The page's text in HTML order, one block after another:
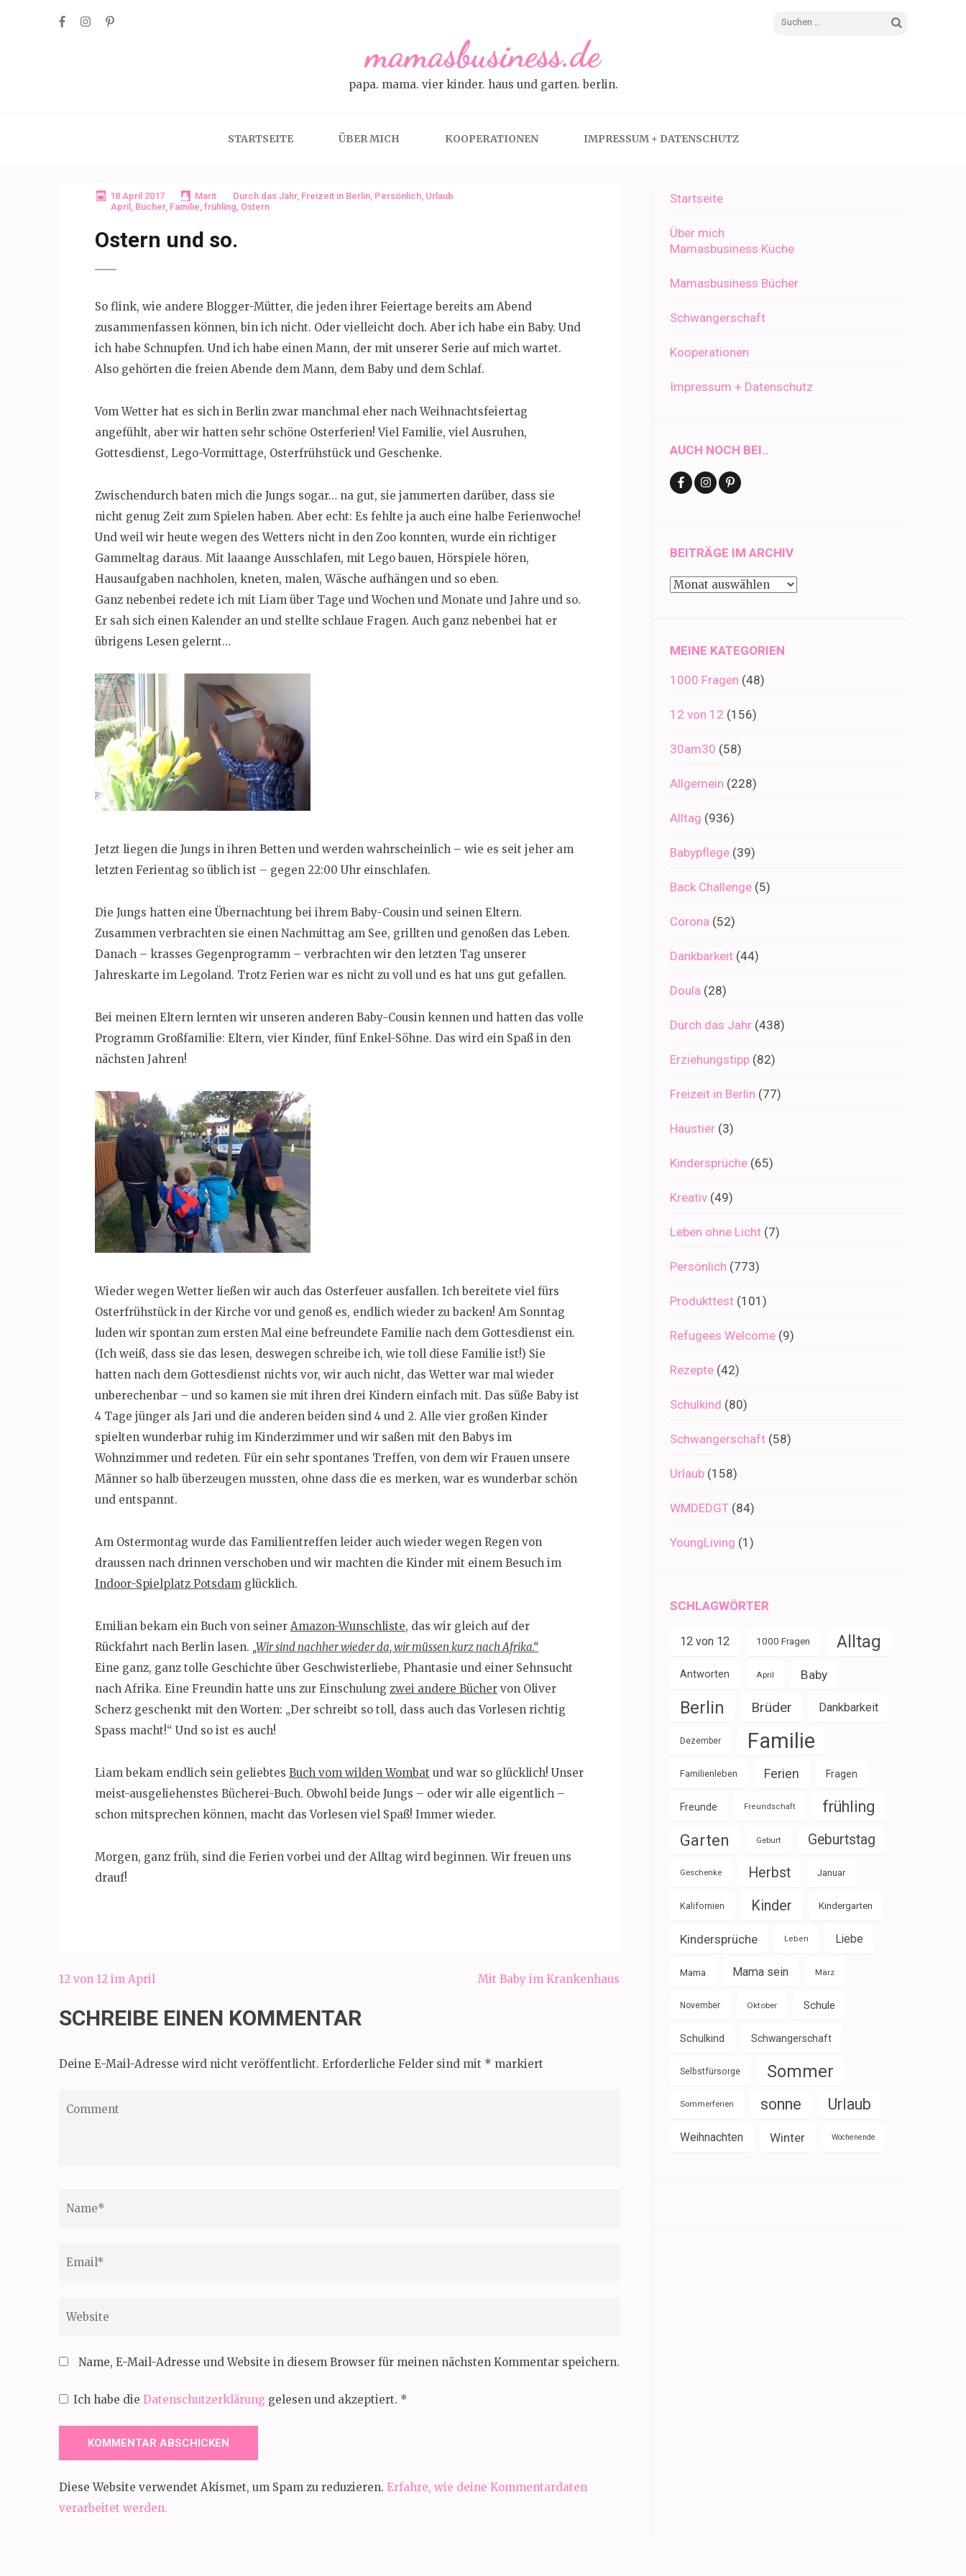
Suchen
mamasbusiness.de
papa. mama. vier kinder. haus und garten. berlin.
STARTSEITE ÜBER MICH KOOPERATIONEN IMPRESSUM + DATENSCHUTZ
18 April 2017 Marit Durch das Jahr, Freizeit in Berlin, Persönlich, Urlaub
April , Bücher, Familie, frühling, Ostern
Ostern und so.
So flink, wie andere Blogger-Mütter, die jeden ihrer Feiertage bereits am Abend
zusammenfassen können, bin ich nicht. Oder vielleicht doch. Aber ich habe ein Baby. Und
ich habe Schnupfen. Und ich habe einen Mann, der mit unserer Serie auf mich wartet.
Also gehörten die freien Abende dem Mann, dem Baby und dem Schlaf.
Vom Wetter hat es sich in Berlin zwar manchmal eher nach Weihnachtsfeiertag
angefühlt, aber wir hatten sehr schöne Osterferien! Viel Familie, viel Ausruhen,
Gottesdienst, Lego-Vormittage, Osterfrühstück und Geschenke.
Zwischendurch baten mich die Jungs sogar… na gut, sie jammerten darüber, dass sie
nicht genug Zeit zum Spielen haben. Aber echt: Es fehlte ja auch eine halbe Ferienwoche!
Und weil wir heute wegen des Wetters nicht in den Zoo konnten, wurde ein richtiger
Gammeltag daraus. Mit laaange Ausschlafen, mit Lego bauen, Hörspiele hören,
Hausaufgaben nachholen, kneten, malen, Wäsche aufhängen und so eben.
Ganz nebenbei redete ich mit Liam über Tage und Wochen und Monate und Jahre und so.
Er sah sich einen Kalender an und stellte schlaue Fragen. Auch ganz nebenbei hat er
übrigens Lesen gelernt…
Jetzt liegen die Jungs in ihren Betten und werden wahrscheinlich – wie es seit jeher am
letzten Ferientag so üblich ist – gegen 22:00 Uhr einschlafen.
Die Jungs hatten eine Übernachtung bei ihrem Baby-Cousin und seinen Eltern.
Zusammen verbrachten sie einen Nachmittag am See, grillten und genoßen das Leben.
Danach – krasses Gegenprogramm – verbrachten wir den letzten Tag unserer
Jahreskarte im Legoland. Trotz Ferien war es nicht zu voll und es hat uns gut gefallen.
Bei meinen Eltern lernten wir unseren anderen Baby-Cousin kennen und hatten das volle
Programm Großfamilie: Eltern, vier Kinder, fünf Enkel-Söhne. Das wird ein Spaß in den
nächsten Jahren!
Wieder wegen Wetter ließen wir auch das Osterfeuer ausfallen. Ich bereitete viel fürs
Osterfrühstück in der Kirche vor und genoß es, endlich wieder zu backen! Am Sonntag
luden wir spontan zum ersten Mal eine befreundete Familie nach dem Gottesdienst ein.
(Ich weiß, dass sie das lesen, deswegen schreibe ich, wie toll diese Familie ist!) Sie
hatten nach dem Gottesdienst nichts vor, wir auch nicht, das Wetter war mal wieder
unberechenbar – und so kamen sie mit ihren drei Kindern einfach mit. Das süße Baby ist
4 Tage jünger als Jari und die anderen beiden sind 4 und 2. Alle vier großen Kinder
spielten wunderbar ruhig im Kinderzimmer und wir saßen mit den Babys im
Wohnzimmer und redeten. Für ein sehr spontanes Treffen, von dem wir Frauen unsere
Männer so halb überzeugen mussten, ohne dass die es merken, war es wunderbar schön
und entspannt.
Am Ostermontag wurde das Familientreffen leider auch wieder wegen Regen von
draussen nach drinnen verschoben und wir machten die Kinder mit einem Besuch im
Indoor-Spielplatz Potsdam glücklich.
Emilian bekam ein Buch von seiner Amazon-Wunschliste, das wir gleich auf der
Rückfahrt nach Berlin lasen. „Wir sind nachher wieder da, wir müssen kurz nach Afrika.“
Eine ganz, ganz tolle Geschichte über Geschwisterliebe, Phantasie und einer Sehnsucht
nach Afrika. Eine Freundin hatte uns zur Einschulung zwei andere Bücher von Oliver
Scherz geschenkt mit den Worten: „Der schreibt so toll, dass auch das Vorlesen richtig
Spass macht!“ Und so ist es auch!
Liam bekam endlich sein geliebtes Buch vom wilden Wombat und war so glücklich! Unser
meist-ausgeliehenstes Bücherei-Buch. Obwohl beide Jungs – oder wir alle eigentlich –
schon mitsprechen können, macht das Vorlesen viel Spaß! Immer wieder.
Morgen, ganz früh, sind die Ferien vorbei und der Alltag wird beginnen. Wir freuen uns
drauf!
Beitragsnavigation
12 von 12 im April Mit Baby im Krankenhaus
SCHREIBE EINEN KOMMENTAR
Deine E-Mail-Adresse wird nicht veröffentlicht. Erforderliche Felder sind mit * markiert
Name, E-Mail-Adresse und Website in diesem Browser für meinen nächsten Kommentar speichern.
Ich habe die Datenschutzerklärung gelesen und akzeptiert. *
Diese Website verwendet Akismet, um Spam zu reduzieren. Erfahre, wie deine Kommentardaten
verarbeitet werden.
Startseite
Über mich
Mamasbusiness Küche
Mamasbusiness Bücher
Schwangerschaft
Kooperationen
Impressum + Datenschutz
AUCH NOCH BEI..
BEITRÄGE IM ARCHIV
Beiträge
MEINE KATEGORIEN
1000 Fragen (48)
12 von 12 (156)
30am30 (58)
Allgemein (228)
Alltag (936)
Babypflege (39)
Back Challenge (5)
Corona (52)
Dankbarkeit (44)
Doula (28)
Durch das Jahr (438)
Erziehungstipp (82)
Freizeit in Berlin (77)
Haustier (3)
Kindersprüche (65)
Kreativ (49)
Leben ohne Licht (7)
Persönlich (773)
Produkttest (101)
Refugees Welcome (9)
Rezepte (42)
Schulkind (80)
Schwangerschaft (58)
Urlaub (158)
WMDEDGT (84)
YoungLiving (1)
SCHLAGWÖRTER
12 von 12 1000 Fragen Alltag
Antworten April Baby
Berlin Brüder Dankbarkeit
Dezember Familie
Familienleben Ferien Fragen
Freunde Freundschaft frühling
Garten Geburt Geburtstag
Geschenke Herbst Januar
Kalifornien Kinder Kindergarten
Kindersprüche Leben Liebe
Mama Mama sein März
November Oktober Schule
Schulkind Schwangerschaft
Selbstfürsorge Sommer
Sommerferien sonne Urlaub
Weihnachten Winter Wochenende